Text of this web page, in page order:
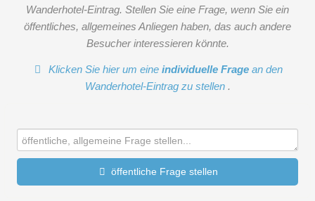
Wanderhotel-Eintrag. Stellen Sie eine Frage, wenn Sie ein
öffentliches, allgemeines Anliegen haben, das auch andere
Besucher interessieren könnte.
Klicken Sie hier um eineindividuelle Frage an den
Wanderhotel-Eintrag zu stellen .
öffentliche Frage stellen